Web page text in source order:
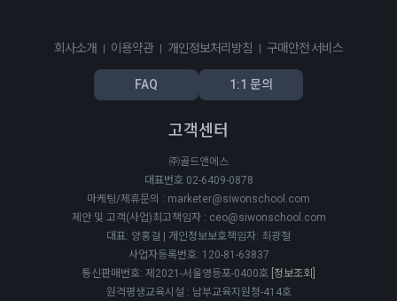
회사소개 이용약관 개인정보처리방침 구매안전 서비스
FAQ 1:1 문의
고객센터
㈜골드앤에스
대표번호 02-6409-0878
마케팅/제휴문의 : marketer@siwonschool.com
제안 및 고객(사업)최고책임자 : ceo@siwonschool.com
대표: 양홍걸 | 개인정보보호책임자: 최광철
사업자등록번호: 120-81-63837
통신판매번호: 제2021-서울영등포-0400호 [정보조회]
원격평생교육시설 : 남부교육지원청-414호